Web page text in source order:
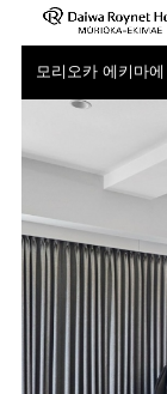
모리오카 에키마에